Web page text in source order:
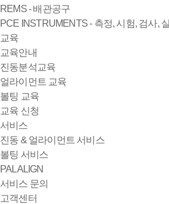
REMS - 배관공구
PCE INSTRUMENTS - 측정, 시험, 검사,
교육
교육안내
진동분석교육
얼라이먼트 교육
볼팅 교육
교육 신청
서비스
진동 & 얼라이먼트 서비스
볼팅 서비스
PALALIGN
서비스 문의
고객센터